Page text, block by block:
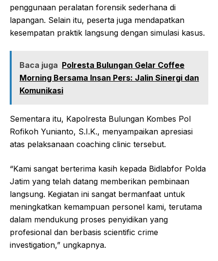
penggunaan peralatan forensik sederhana di
lapangan. Selain itu, peserta juga mendapatkan
kesempatan praktik langsung dengan simulasi kasus.
Baca juga Polresta Bulungan Gelar Coffee
Morning Bersama Insan Pers: Jalin Sinergi dan
Komunikasi
Sementara itu, Kapolresta Bulungan Kombes Pol
Rofikoh Yunianto, S.I.K., menyampaikan apresiasi
atas pelaksanaan coaching clinic tersebut.
“Kami sangat berterima kasih kepada Bidlabfor Polda
Jatim yang telah datang memberikan pembinaan
langsung. Kegiatan ini sangat bermanfaat untuk
meningkatkan kemampuan personel kami, terutama
dalam mendukung proses penyidikan yang
profesional dan berbasis scientific crime
investigation,” ungkapnya.